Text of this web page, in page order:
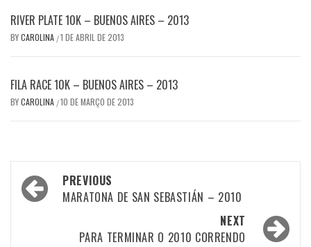
RIVER PLATE 10K – BUENOS AIRES – 2013
BYCAROLINA /1 DE ABRIL DE 2013
FILA RACE 10K – BUENOS AIRES – 2013
BYCAROLINA /10 DE MARÇO DE 2013
Post
navigation
PREVIOUS
MARATONA DE SAN SEBASTIÁN – 2010
NEXT
PARA TERMINAR O 2010 CORRENDO